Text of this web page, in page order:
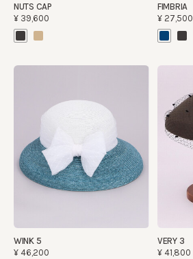
NUTS CAP
¥39,600
FIMBRIA
¥27,500
WINK 5
¥46,200
VERY 3
¥41,800